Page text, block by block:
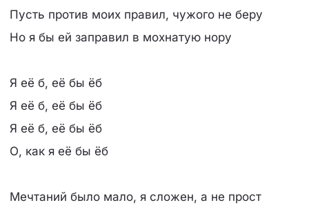
Пусть против моих правил, чужого не беру
Но я бы ей заправил в мохнатую нору
Я её б, её бы ёб
Я её б, её бы ёб
Я её б, её бы ёб
О, как я её бы ёб
Мечтаний было мало, я сложен, а не прост